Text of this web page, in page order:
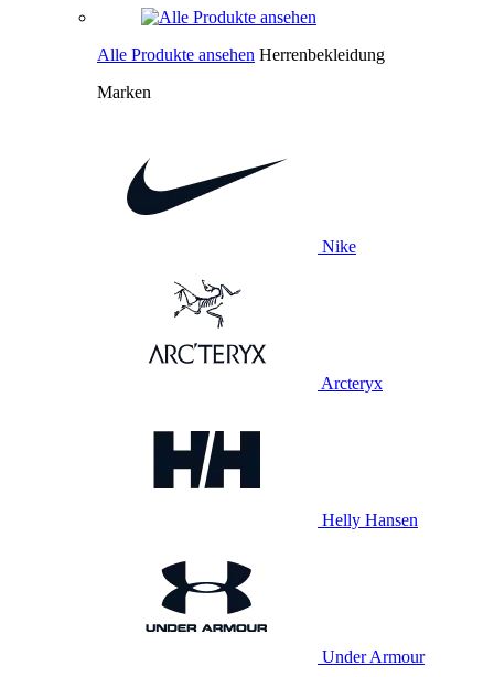
Alle Produkte ansehen Herrenbekleidung
Marken
Nike
Arcteryx
Helly Hansen
Under Armour